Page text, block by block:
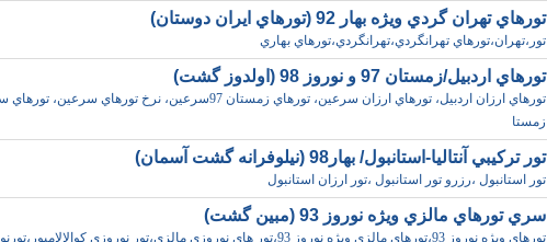
تورهاي تهران گردي ويژه بهار 92 (تورهاي ايران دوستان)
تور،تهران،تورهاي تهرانگردي،تهرانگردي،تورهاي بهاري
تورهاي اردبيل/زمستان 97 و نوروز 98 (اولدوز گشت)
تورهاي ارزان اردبيل، تورهاي ارزان سرعين، تورهاي زمستان 97سرعين، نرخ تورهاي
زمستا
تور ترکيبي آنتاليا-استانبول/ بهار98 (نيلوفرانه گشت آسمان)
تور استانبول ،رزرو تور استانبول ،تور ارزان استانبول
سري تورهاي مالزي ويژه نوروز 93 (مبين گشت)
تورهاي ويژه نوروز 93،تورهاي مالزي ويژه نوروز 93،تور هاي نوروزي مالزي،تور نوروزي کوالالامپور،تورنوروز